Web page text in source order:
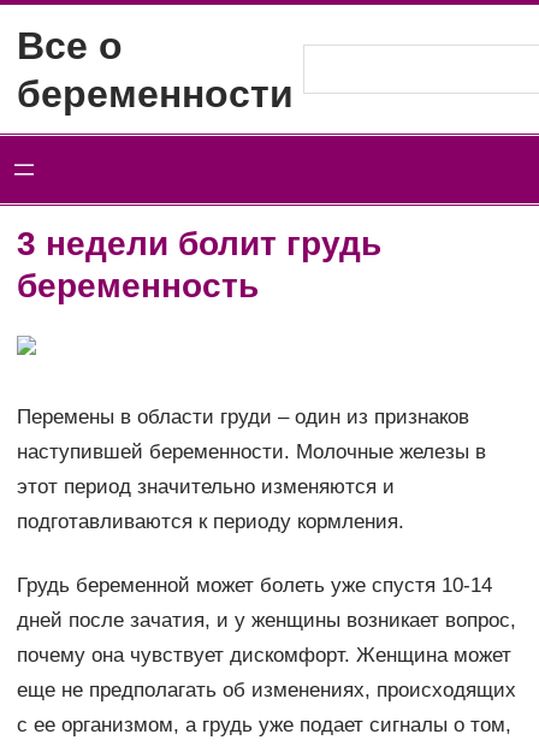
содержимому
Все о
беременности
3 недели болит грудь
беременность
Перемены в области груди – один из признаков
наступившей беременности. Молочные железы в
этот период значительно изменяются и
подготавливаются к периоду кормления.
Грудь беременной может болеть уже спустя 10-14
дней после зачатия, и у женщины возникает вопрос,
почему она чувствует дискомфорт. Женщина может
еще не предполагать об изменениях, происходящих
с ее организмом, а грудь уже подает сигналы о том,